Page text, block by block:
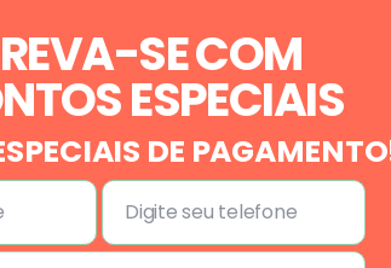
Na
dispostas
apenas
ajudando
SE COM
ESPECIAIS
DE